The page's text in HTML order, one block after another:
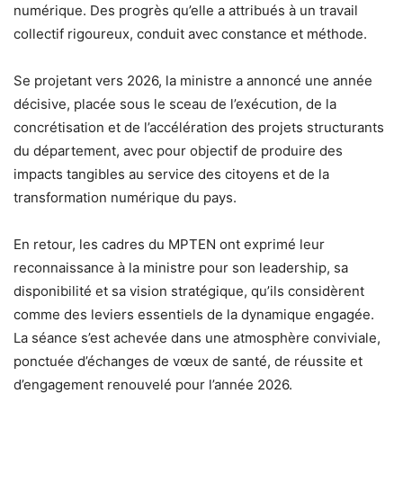
numérique. Des progrès qu’elle a attribués à un travail
collectif rigoureux, conduit avec constance et méthode.
Se projetant vers 2026, la ministre a annoncé une année
décisive, placée sous le sceau de l’exécution, de la
concrétisation et de l’accélération des projets structurants
du département, avec pour objectif de produire des
impacts tangibles au service des citoyens et de la
transformation numérique du pays.
En retour, les cadres du MPTEN ont exprimé leur
reconnaissance à la ministre pour son leadership, sa
disponibilité et sa vision stratégique, qu’ils considèrent
comme des leviers essentiels de la dynamique engagée.
La séance s’est achevée dans une atmosphère conviviale,
ponctuée d’échanges de vœux de santé, de réussite et
d’engagement renouvelé pour l’année 2026.